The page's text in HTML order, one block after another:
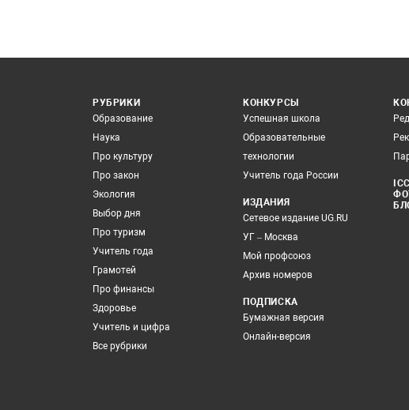
РУБРИКИ
Образование
Наука
Про культуру
Про закон
Экология
Выбор дня
Про туризм
Учитель года
Грамотей
Про финансы
Здоровье
Учитель и цифра
Все рубрики
КОНКУРСЫ
Успешная школа
Образовательные
технологии
Учитель года России
ИЗДАНИЯ
Сетевое издание UG.RU
УГ – Москва
Мой профсоюз
Архив номеров
ПОДПИСКА
Бумажная версия
Онлайн-версия